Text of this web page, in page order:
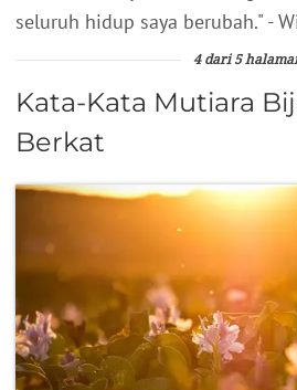
seluruh hidup saya berubah." -
4 dari 5
Kata-Kata Mutiara
Berkat